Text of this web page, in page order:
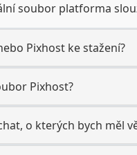
soubor platforma
Pixhost ke stažení?
Pixhost?
o kterých bych měl